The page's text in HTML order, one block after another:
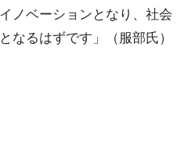
ノベーションとなり、社会
なるはずです」（服部氏）